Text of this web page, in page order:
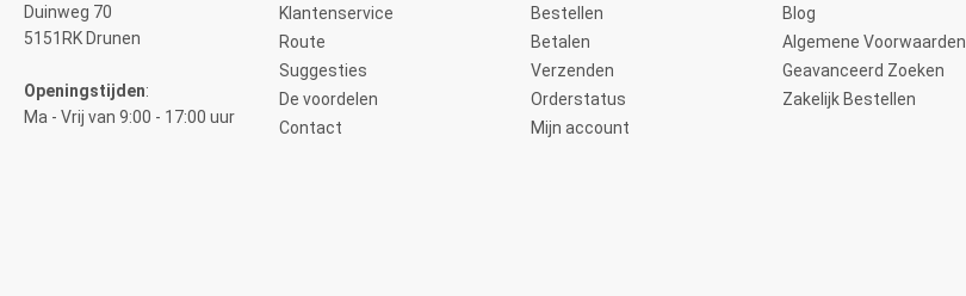
Duinweg 70
5151RK Drunen
Openingstijden:
Ma - Vrij van 9:00 - 17:00 uur
Klantenservice
Route
Suggesties
De voordelen
Contact
Bestellen
Betalen
Verzenden
Orderstatus
Mijn account
Blog
Algemene Voorwaarden
Geavanceerd Zoeken
Zakelijk Bestellen